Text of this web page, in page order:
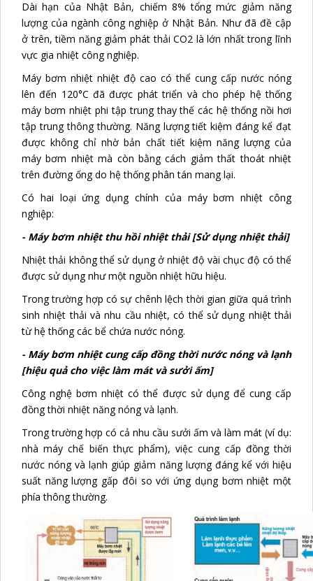
Dài hạn của Nhật Bản, chiếm 8% tổng mức giảm năng
lượng của ngành công nghiệp ở Nhật Bản. Như đã đề cập
ở trên, tiềm năng giảm phát thải CO2 là lớn nhất trong lĩnh
vực gia nhiệt công nghiệp.
Máy bơm nhiệt nhiệt độ cao có thể cung cấp nước nóng
lên đến 120°C đã được phát triển và cho phép hệ thống
máy bơm nhiệt phi tập trung thay thế các hệ thống nồi hơi
tập trung thông thường. Năng lượng tiết kiệm đáng kể đạt
được không chỉ nhờ bản chất tiết kiệm năng lượng của
máy bơm nhiệt mà còn bằng cách giảm thất thoát nhiệt
trên đường ống do hệ thống phân tán mang lại.
Có hai loại ứng dụng chính của máy bơm nhiệt công
nghiệp:
- Máy bơm nhiệt thu hồi nhiệt thải [Sử dụng nhiệt thải]
Nhiệt thải không thể sử dụng ở nhiệt độ vài chục độ có thể
được sử dụng như một nguồn nhiệt hữu hiệu.
Trong trường hợp có sự chênh lệch thời gian giữa quá trình
sinh nhiệt thải và nhu cầu nhiệt, có thể sử dụng nhiệt thải
từ hệ thống các bể chứa nước nóng.
- Máy bơm nhiệt cung cấp đồng thời nước nóng và lạnh
[hiệu quả cho việc làm mát và sưởi ấm]
Công nghệ bơm nhiệt có thể được sử dụng để cung cấp
đồng thời nhiệt năng nóng và lạnh.
Trong trường hợp có cả nhu cầu sưởi ấm và làm mát (ví dụ:
nhà máy chế biến thực phẩm), việc cung cấp đồng thời
nước nóng và lạnh giúp giảm năng lượng đáng kể với hiệu
suất năng lượng gấp đôi so với ứng dụng bơm nhiệt một
phía thông thường.